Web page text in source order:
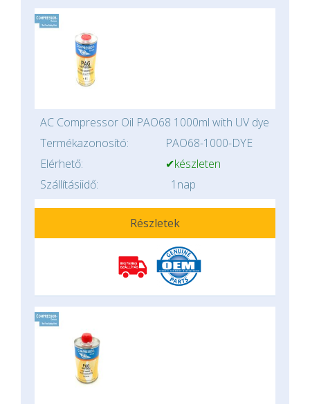
AC Compressor Oil PAO68 1000ml with UV dye
Termékazonosító:
PAO68-1000-DYE
Elérhető:
✔készleten
Szállításiidő:
1nap
Részletek